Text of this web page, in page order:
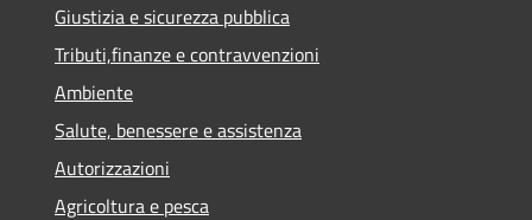
Giustizia e sicurezza pubblica
Tributi,finanze e contravvenzioni
Ambiente
Salute, benessere e assistenza
Autorizzazioni
Agricoltura e pesca